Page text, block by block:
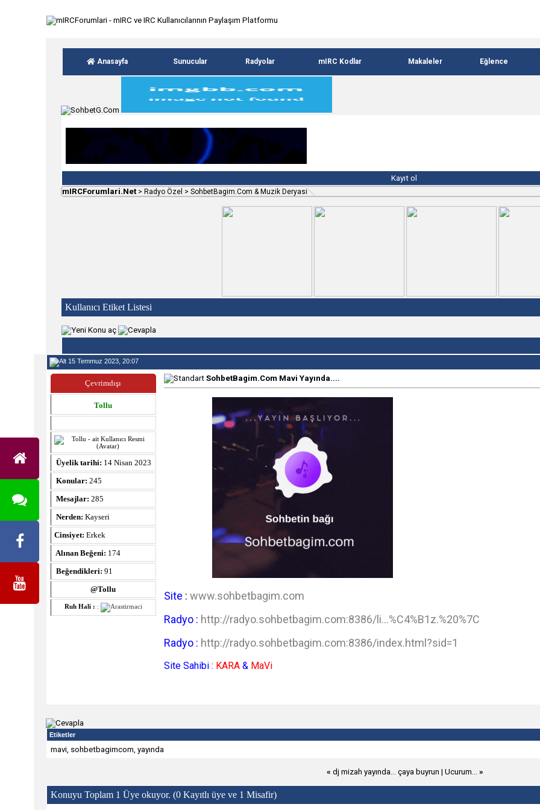
Anasayfa Sunucular Radyolar mIRC Kodlar Makaleler Eğlence
Kayıt ol
mIRCForumlari.Net > Radyo Özel >SohbetBagim.Com & Muzik Deryasi
Kullanıcı Etiket Listesi
15 Temmuz 2023, 20:07
Çevrimdışı
Tollu
Üyelik tarihi: 14 Nisan 2023
Konular: 245
Mesajlar: 285
Nerden: Kayseri
Cinsiyet: Erkek
Alınan Beğeni: 174
Beğendikleri: 91
@Tollu
Ruh Hali : :
SohbetBagim.Com Mavi Yayında....
Site : www.sohbetbagim.com
Radyo : http://radyo.sohbetbagim.com:8386/li...%C4%B1z.%20%7C
Radyo : http://radyo.sohbetbagim.com:8386/index.html?sid=1
Site Sahibi : KARA & MaVi
Etiketler
mavi, sohbetbagimcom, yayında
« dj mizah yayında... çaya buyrun | Ucurum... »
Konuyu Toplam 1 Üye okuyor. (0 Kayıtlı üye ve 1 Misafir)